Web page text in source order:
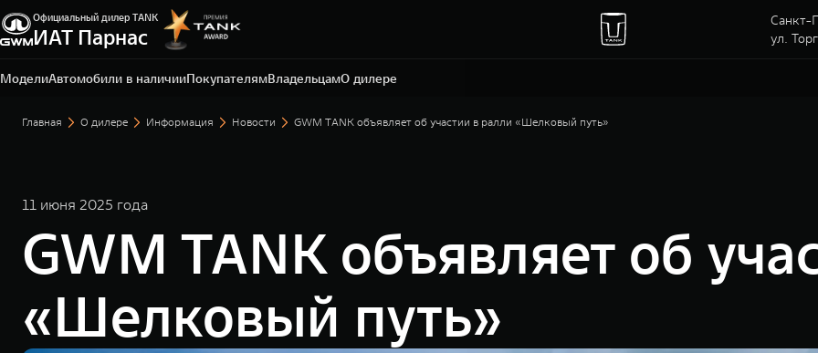
Официальный дилер TANK
ИАТ Парнас
Санкт-
ул.
МоделиАвтомобили в наличииПокупателямВладельцамО дилере
Санкт-Петербург, ЛО, Всеволожский р-н, д.
Порошкино, ул. Торговая, 22
+7 812 337-78-87
Главная О дилере Информация Новости GWM TANK объявляет об участии в ралли «Шелковый путь»
11 июня 2025 года
GWM TANK объявляет об
«Шелковый путь»